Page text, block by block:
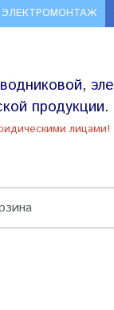
ЭЛЕКТРОМОНТАЖ
продукции.
лицами!